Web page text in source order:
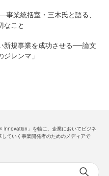
業統括室・三木氏と語る、
なこと
新規事業を成功させる──論文
レンマ」
Innovation」を軸に、企業においてビジネ
していく事業開発者のためのメディアで